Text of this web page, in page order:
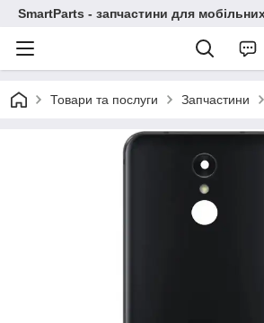
SmartParts - запчастини для
Товари та послуги Запчастини